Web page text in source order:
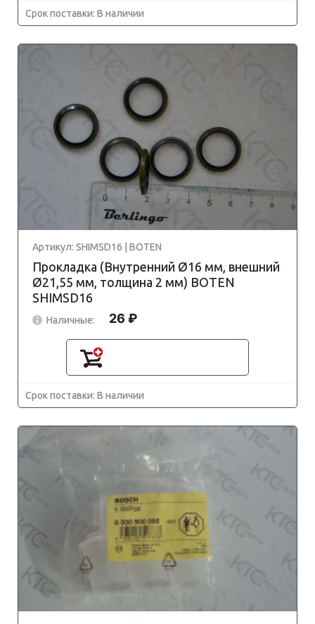
Срок поставки: В наличии
Артикул: SHIMSD16 | BOTEN
Прокладка (Внутренний Ø16 мм, внешний
Ø21,55 мм, толщина 2 мм) BOTEN
SHIMSD16
Наличные: 26 ₽
Срок поставки: В наличии